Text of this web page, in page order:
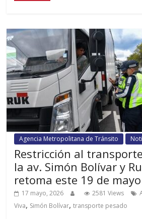
Agencia Metropolitana de Tránsito
Restricción al
la av. Simón Bolívar y
retoma este 19 de mayo
17 mayo, 2026 2581 Views
Viva, Simón Bolívar,transporte pesado